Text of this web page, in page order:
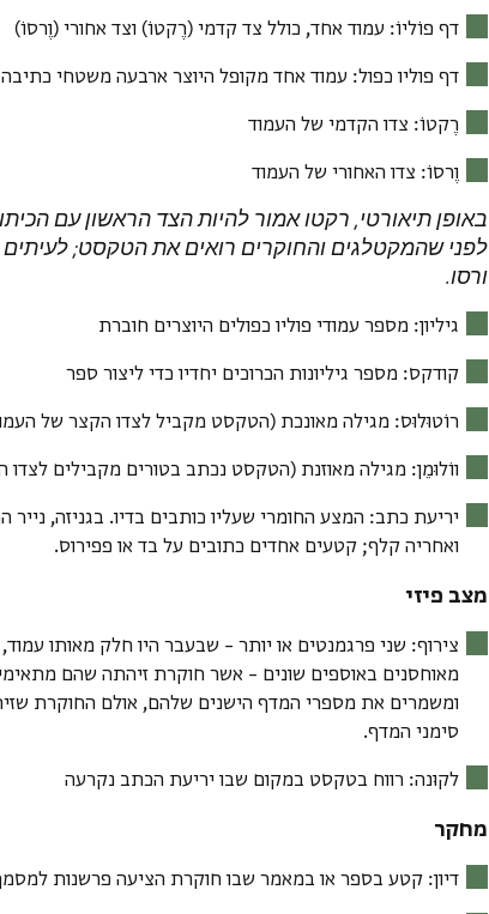
דף פוֹליוֹ: עמוד אחד, כולל צד קדמי (רֶקטוֹ) וצד אחורי (וֶרסוֹ)
דף פוליו כפול: עמוד אחד מקופל היוצר ארבעה משטחי כתיבה
רֶקטוֹ: צדו הקדמי של העמוד
וֶרסוֹ: צדו האחורי של העמוד
באופן תיאורטי, רקטו אמור להיות הצד הראשון עם
לפני שהמקטלגים והחוקרים רואים את הטקסט;
ורסו.
גיליון: מספר עמודי פוליו כפולים היוצרים חוברת
קודקס: מספר גיליונות הכרוכים יחדיו כדי ליצור ספר
רוֹטוּלוּס: מגילה מאונכת (הטקסט מקביל לצדו הקצר של
ווֹלוּמֵן: מגילה מאוזנת (הטקסט נכתב בטורים מקבילים לצדו
יריעת כתב: המצע החומרי שעליו כותבים בדיו. בגניזה,
ואחריה קלף; קטעים אחדים כתובים על בד או פפירוס.
מצב פיזי
צירוף: שני פרגמנטים או יותר – שבעבר היו חלק מאותו
מאוחסנים באוספים שונים – אשר חוקרת זיהתה שהם
ומשמרים את מספרי המדף הישנים שלהם, אולם החוקרת
סימני המדף.
לקוּנה: רווח בטקסט במקום שבו יריעת הכתב נקרעה
מחקר
דיון: קטע בספר או במאמר שבו חוקרת הציעה פרשנות